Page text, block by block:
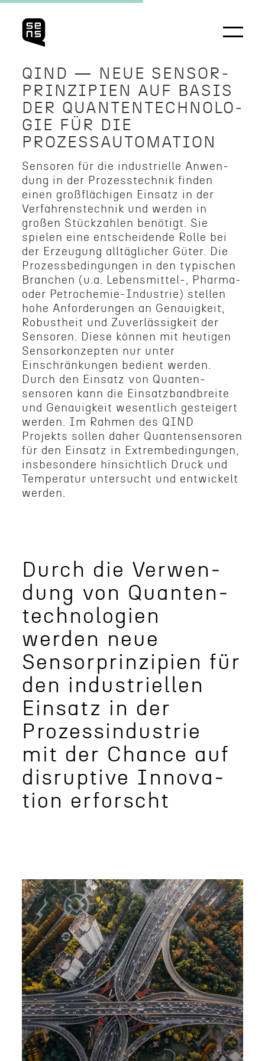
QIND — NEUE SENSOR­
PRINZIP­IEN AUF BASIS
DER QUANTEN­TECH­NOLO­
GIE FÜR DIE
PROZESSAUTOMATION
Sensoren für die indus­trielle Anwen­
dung in der Prozesstech­nik finden
einen großflächi­gen Einsatz in der
Verfahren­stech­nik und werden in
großen Stück­zahlen benötigt. Sie
spielen eine entschei­dende Rolle bei
der Erzeu­gung alltäglicher Güter. Die
Prozess­be­din­gun­gen in den typis­chen
Branchen (u.a. Lebensmittel‑, Pharma-
oder Petrochemie-Industrie) stellen
hohe Anforderun­gen an Genauigkeit,
Robus­theit und Zuver­läs­sigkeit der
Sensoren. Diese können mit heuti­gen
Sensorkonzepten nur unter
Einschränkun­gen bedient werden.
Durch den Einsatz von Quanten­
sensoren kann die Einsatzband­bre­ite
und Genauigkeit wesentlich gesteigert
werden. Im Rahmen des QIND
Projekts sollen daher Quanten­sensoren
für den Einsatz in Extrem­be­din­gun­gen,
insbeson­dere hinsichtlich Druck und
Temper­atur unter­sucht und entwick­elt
werden.
Durch die Verwen­
dung von Quanten­
technologien
werden neue
Sensor­prinzip­ien für
den indus­triellen
Einsatz in der
Prozessin­dus­trie
mit der Chance auf
disrup­tive Innova­
tion erforscht